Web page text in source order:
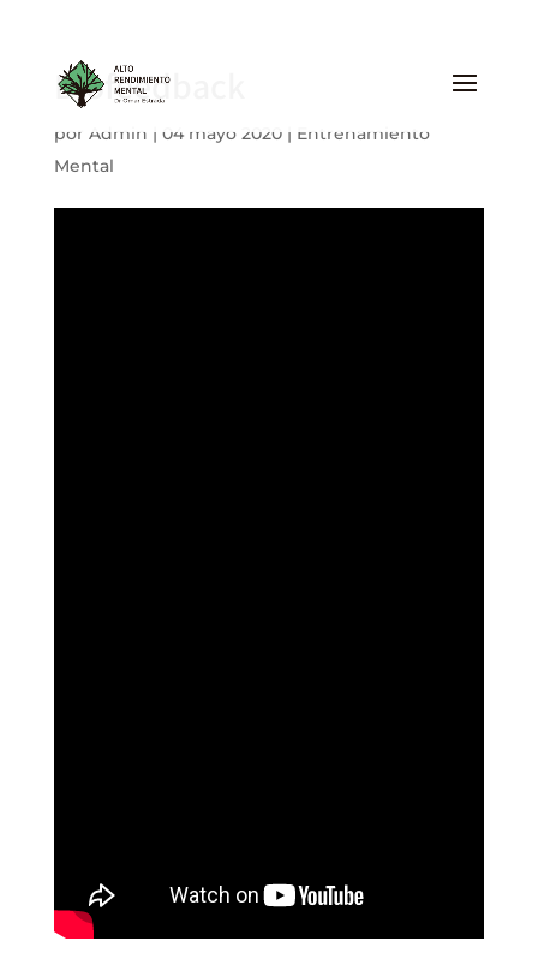
Biofeedback
por Admin | 04 mayo 2020| Entrenamiento
Mental